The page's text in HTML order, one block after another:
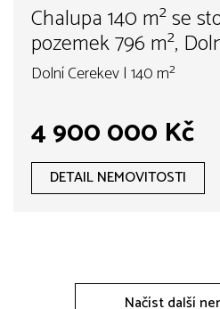
Chalupa 140 m² se
pozemek 796 m²,
Dolní Cerekev | 140 m²
4 900 000 Kč
DETAIL NEMOVITOSTI
Načíst další